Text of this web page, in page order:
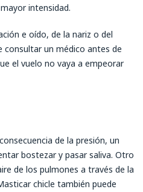
intensidad.
e oído, de la nariz o del
consultar un médico antes de
el vuelo no vaya a empeorar
de la presión, un
bostezar y pasar saliva. Otro
de los pulmones a través de la
chicle también puede